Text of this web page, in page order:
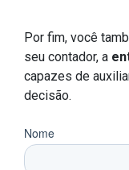
Por fim, você
seu contador, a
capazes de
decisão.